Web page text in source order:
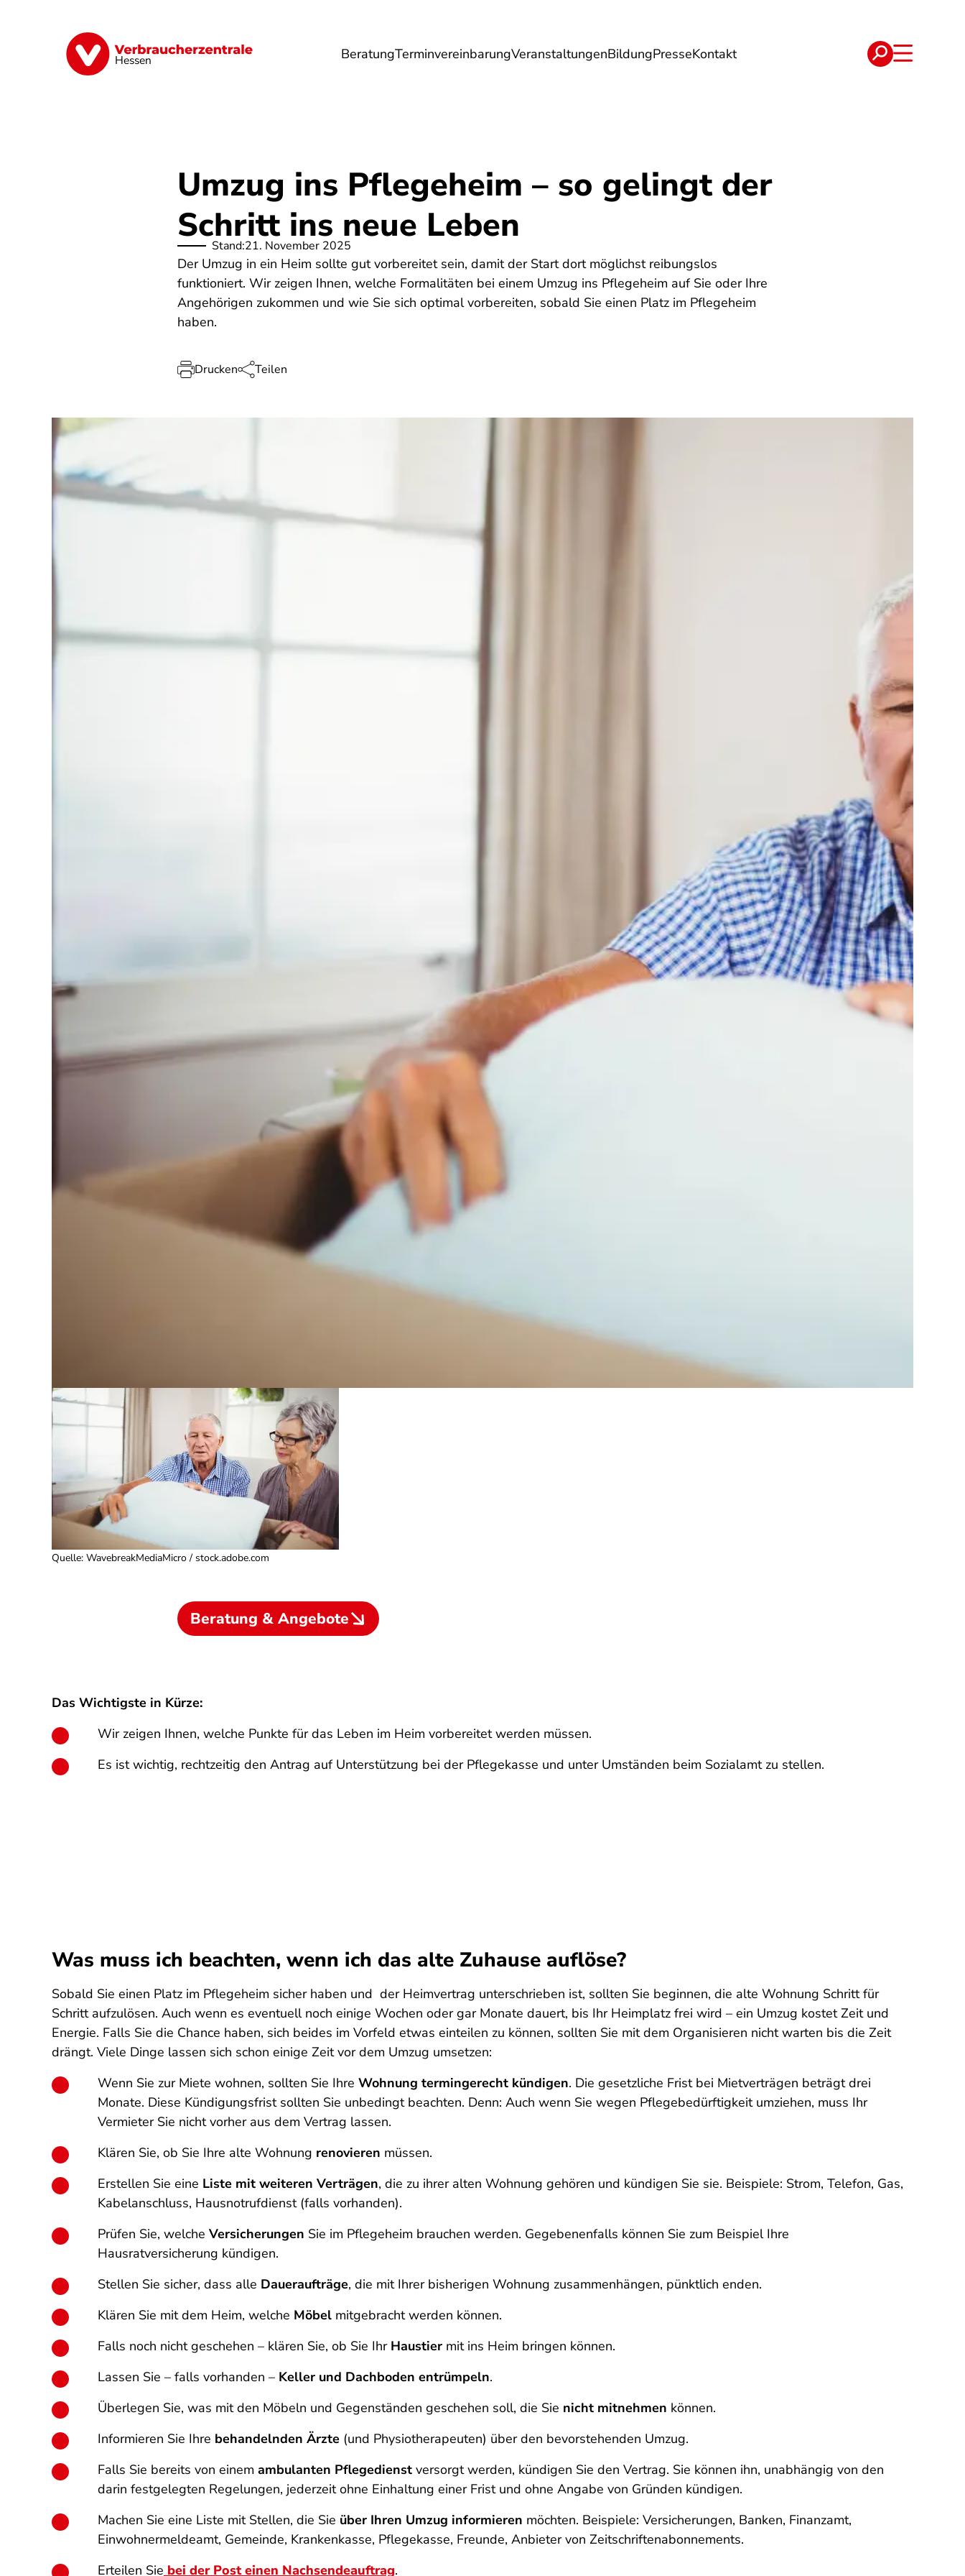
Hessen BeratungTerminvereinbarungVeranstaltungenBildungPresseKontakt
Digitales Energie Finanzen Gesundheit Lebensmittel Reise Umwelt Verträge
Umzug ins Pflegeheim – so gelingt der
Schritt ins neue Leben
Stand:21. November 2025
Der Umzug in ein Heim sollte gut vorbereitet sein, damit der Start dort möglichst reibungslos
funktioniert. Wir zeigen Ihnen, welche Formalitäten bei einem Umzug ins Pflegeheim auf Sie oder Ihre
Angehörigen zukommen und wie Sie sich optimal vorbereiten, sobald Sie einen Platz im Pflegeheim
haben.
Drucken Teilen
Quelle: WavebreakMediaMicro / stock.adobe.com
Beratung & Angebote
Das Wichtigste in Kürze:
Wir zeigen Ihnen, welche Punkte für das Leben im Heim vorbereitet werden müssen.
Es ist wichtig, rechtzeitig den Antrag auf Unterstützung bei der Pflegekasse und unter Umständen beim Sozialamt zu stellen.
Was muss ich beachten, wenn ich das alte Zuhause auflöse?
Sobald Sie einen Platz im Pflegeheim sicher haben und der Heimvertrag unterschrieben ist, sollten Sie beginnen, die alte Wohnung Schritt für
Schritt aufzulösen. Auch wenn es eventuell noch einige Wochen oder gar Monate dauert, bis Ihr Heimplatz frei wird – ein Umzug kostet Zeit und
Energie. Falls Sie die Chance haben, sich beides im Vorfeld etwas einteilen zu können, sollten Sie mit dem Organisieren nicht warten bis die Zeit
drängt. Viele Dinge lassen sich schon einige Zeit vor dem Umzug umsetzen:
Wenn Sie zur Miete wohnen, sollten Sie Ihre Wohnung termingerecht kündigen. Die gesetzliche Frist bei Mietverträgen beträgt drei
Monate. Diese Kündigungsfrist sollten Sie unbedingt beachten. Denn: Auch wenn Sie wegen Pflegebedürftigkeit umziehen, muss Ihr
Vermieter Sie nicht vorher aus dem Vertrag lassen.
Klären Sie, ob Sie Ihre alte Wohnung renovieren müssen.
Erstellen Sie eine Liste mit weiteren Verträgen, die zu ihrer alten Wohnung gehören und kündigen Sie sie. Beispiele: Strom, Telefon, Gas,
Kabelanschluss, Hausnotrufdienst (falls vorhanden).
Prüfen Sie, welche Versicherungen Sie im Pflegeheim brauchen werden. Gegebenenfalls können Sie zum Beispiel Ihre
Hausratversicherung kündigen.
Stellen Sie sicher, dass alle Daueraufträge, die mit Ihrer bisherigen Wohnung zusammenhängen, pünktlich enden.
Klären Sie mit dem Heim, welche Möbel mitgebracht werden können.
Falls noch nicht geschehen – klären Sie, ob Sie Ihr Haustier mit ins Heim bringen können.
Lassen Sie – falls vorhanden – Keller und Dachboden entrümpeln.
Überlegen Sie, was mit den Möbeln und Gegenständen geschehen soll, die Sie nicht mitnehmen können.
Informieren Sie Ihre behandelnden Ärzte (und Physiotherapeuten) über den bevorstehenden Umzug.
Falls Sie bereits von einem ambulanten Pflegedienst versorgt werden, kündigen Sie den Vertrag. Sie können ihn, unabhängig von den
darin festgelegten Regelungen, jederzeit ohne Einhaltung einer Frist und ohne Angabe von Gründen kündigen.
Machen Sie eine Liste mit Stellen, die Sie über Ihren Umzug informieren möchten. Beispiele: Versicherungen, Banken, Finanzamt,
Einwohnermeldeamt, Gemeinde, Krankenkasse, Pflegekasse, Freunde, Anbieter von Zeitschriftenabonnements.
Erteilen Sie bei der Post einen Nachsendeauftrag.